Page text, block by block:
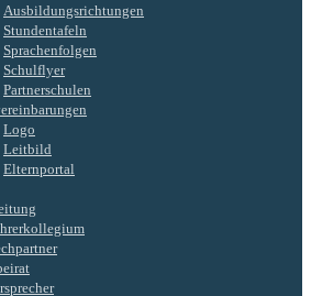
Ausbildungsrichtungen
Stundentafeln
Sprachenfolgen
Schulflyer
Partnerschulen
Logo
Leitbild
Elternportal